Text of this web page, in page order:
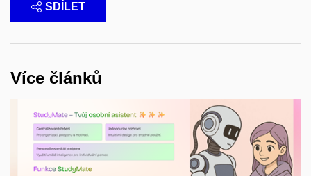
SDÍLET
Více článků